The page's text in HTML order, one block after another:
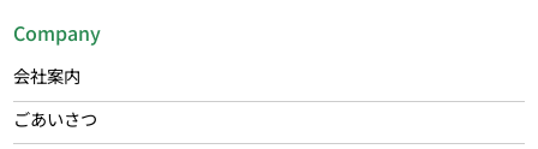
Company
会社案内
ごあいさつ